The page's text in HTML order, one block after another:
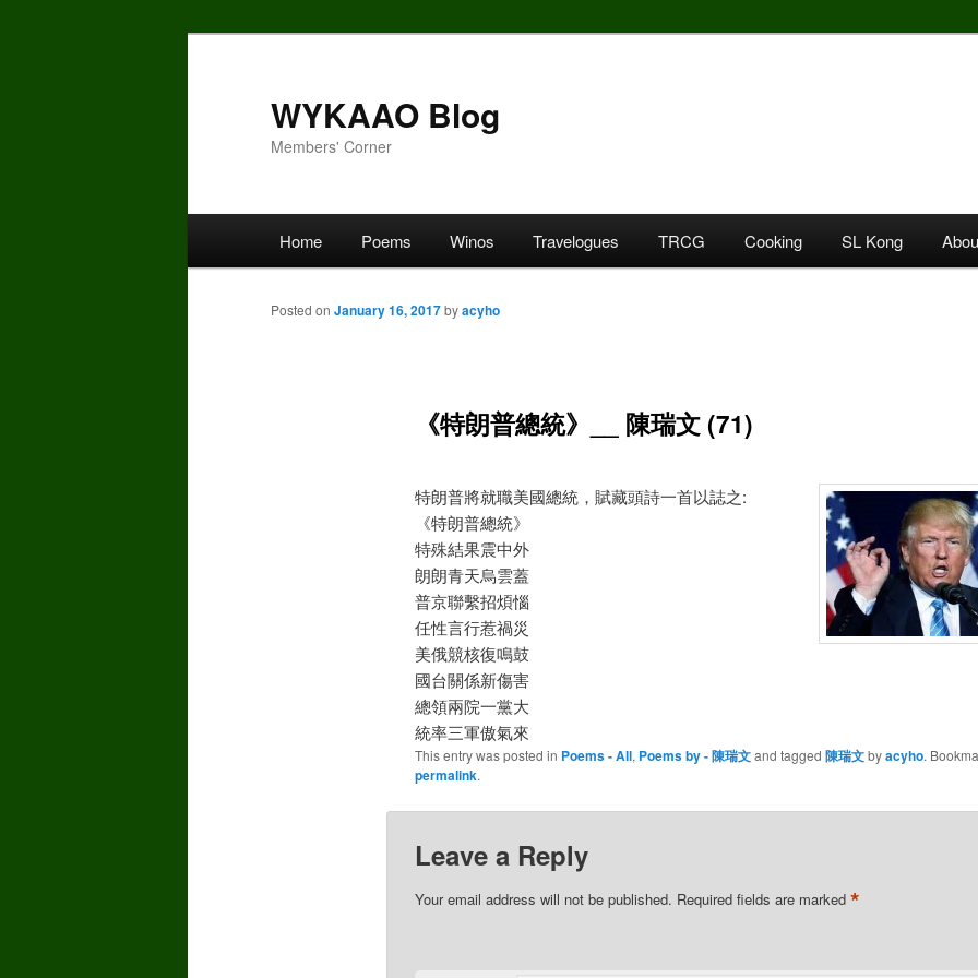
WYKAAO Blog
Members' Corner
Home Poems Winos Travelogues TRCG Cooking SL Kong
《特朗普總統》__ 陳瑞文 (71)
Posted on January 16, 2017byacyho
特朗普將就職美國總統， 賦藏頭詩一首以誌之:
《特朗普總統》
特殊結果震中外
朗朗青天烏雲蓋
普京聯繫招煩惱
任性言行惹禍災
美俄競核復鳴鼓
國台關係新傷害
總領兩院一黨大
統率三軍傲氣來
This entry was posted in Poems - All, Poems by - 陳瑞文and tagged 陳瑞文byacyho.
permalink.
Leave a Reply
Your email address will not be published. Required fields are marked *